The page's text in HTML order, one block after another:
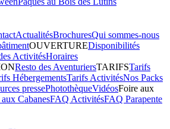
ActualitésBrochuresQui sommes-nous
OUVERTUREDisponibilités
ActivitésHoraires
Resto des AventuriersTARIFSTarifs
HébergementsTarifs ActivitésNos Packs
pressePhotothèqueVidéosFoire aux
CabanesFAQ ActivitésFAQ Parapente